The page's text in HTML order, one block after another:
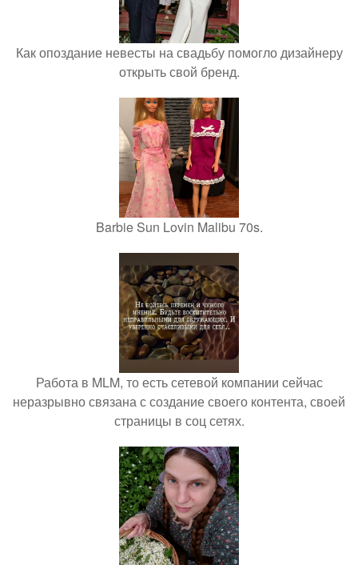
Как опоздание невесты на свадьбу помогло дизайнеру
открыть свой бренд.
Barbie Sun Lovin Malibu 70s.
Работа в MLM, то есть сетевой компании сейчас
неразрывно связана с создание своего контента, своей
страницы в соц сетях.